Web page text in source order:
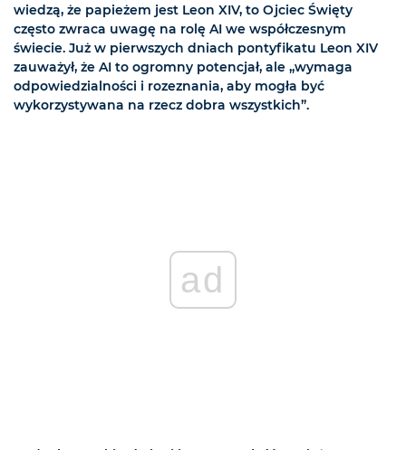
wiedzą, że papieżem jest Leon XIV, to Ojciec Święty
często zwraca uwagę na rolę AI we współczesnym
świecie. Już w pierwszych dniach pontyfikatu Leon XIV
zauważył, że AI to ogromny potencjał, ale „wymaga
odpowiedzialności i rozeznania, aby mogła być
wykorzystywana na rzecz dobra wszystkich”.
ad